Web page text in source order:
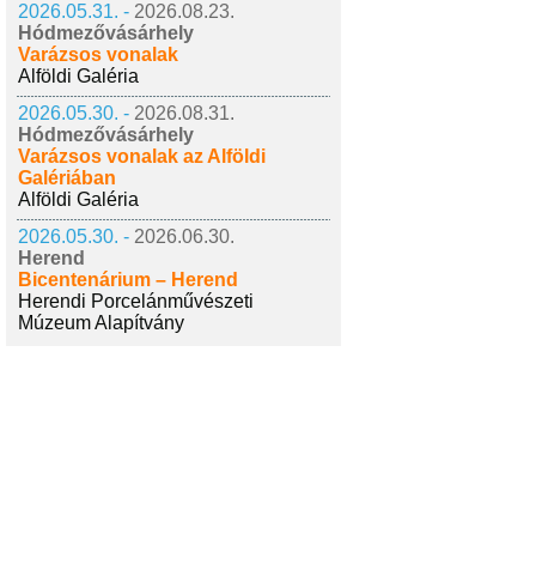
2026.05.31. - 2026.08.23.
Hódmezővásárhely
Varázsos vonalak
Alföldi Galéria
2026.05.30. - 2026.08.31.
Hódmezővásárhely
Varázsos vonalak az Alföldi
Galériában
Alföldi Galéria
2026.05.30. - 2026.06.30.
Herend
Bicentenárium – Herend
Herendi Porcelánművészeti
Múzeum Alapítvány